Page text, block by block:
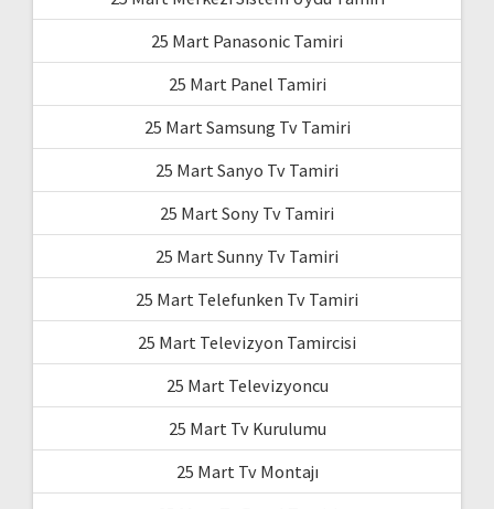
25 Mart Panasonic Tamiri
25 Mart Panel Tamiri
25 Mart Samsung Tv Tamiri
25 Mart Sanyo Tv Tamiri
25 Mart Sony Tv Tamiri
25 Mart Sunny Tv Tamiri
25 Mart Telefunken Tv Tamiri
25 Mart Televizyon Tamircisi
25 Mart Televizyoncu
25 Mart Tv Kurulumu
25 Mart Tv Montajı